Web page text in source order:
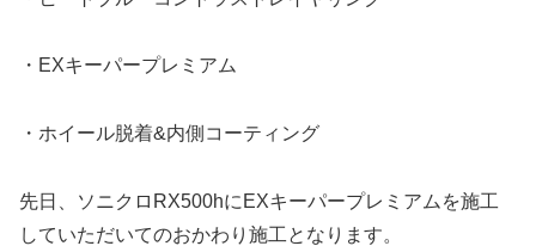
・EXキーパープレミアム
・ホイール脱着&内側コーティング
先日、ソニクロRX500hにEXキーパープレミアムを施工
していただいてのおかわり施工となります。